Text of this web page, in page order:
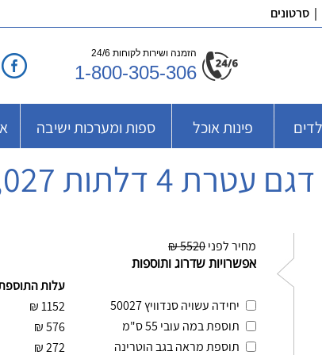
| סרטונים
הזמנה ושירות לקוחות 24/6
1-800-305-306
פינות אוכל ספות ומערכות ישיבה
027, ר.א ריהוט
מחיר לפני5520 ₪
אפשרויות שדרוג ותוספות
עלות
יחידה עשויה סנדוויץ 50027
1152
₪
תוספת במה עובי 55 ס"מ
576
₪
תוספת מראה בגב הוטרינה
272
₪